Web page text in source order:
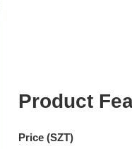
Product
Price (SZT)